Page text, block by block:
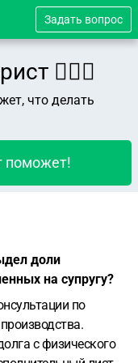
Задать вопрос
👨🏻‍⚖️
что делать
поможет!
доли
на супругу?
по
с физического